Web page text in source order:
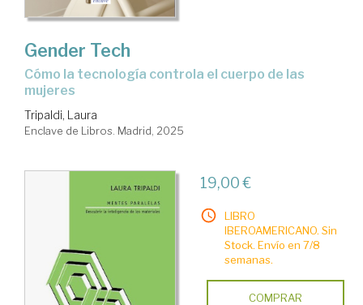
Gender Tech
Cómo la tecnología controla el cuerpo de las
mujeres
Tripaldi, Laura
Enclave de Libros. Madrid, 2025
19,00 €
LIBRO
IBEROAMERICANO. Sin
Stock. Envío en 7/8
semanas.
COMPRAR